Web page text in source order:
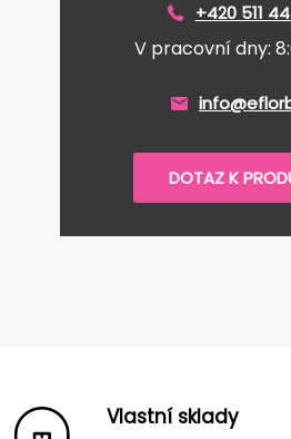
+420 511
V pracovní dny:
DOTAZ K
Vlastní sklady